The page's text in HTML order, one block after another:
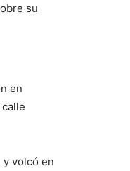
su
en
volcó en